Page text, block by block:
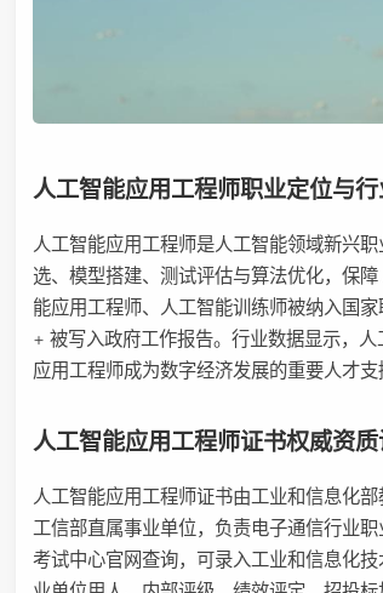
人工智能应用工程师职业定位与
人工智能应用工程师是人工智能领域新兴
选、模型搭建、测试评估与算法优化，保
能应用工程师、人工智能训练师被纳入国
+ 被写入政府工作报告。行业数据显示，
应用工程师成为数字经济发展的重要人才支
人工智能应用工程师证书权威资质
人工智能应用工程师证书由工业和信息化
工信部直属事业单位，负责电子通信行业
考试中心官网查询，可录入工业和信息化